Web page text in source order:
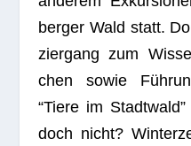
ber­ger Wald statt.
zier­gang zum
chen sowie
“Tiere im
doch nicht?